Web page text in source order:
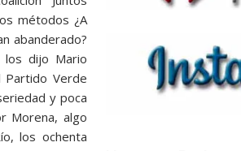
métodos ¿A
abanderado?
los dijo Mario
Partido Verde
y poca
Morena, algo
los ochenta